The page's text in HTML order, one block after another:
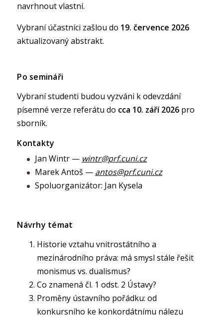
navrhnout vlastní.
Vybraní účastníci zašlou do 19. července 2026
aktualizovaný abstrakt.
Po semináři
Vybraní studenti budou vyzváni k odevzdání
písemné verze referátu do cca 10. září 2026 pro
sborník.
Kontakty
Jan Wintr — wintr@prf.cuni.cz
Marek Antoš — antos@prf.cuni.cz
Spoluorganizátor: Jan Kysela
Návrhy témat
Historie vztahu vnitrostátního a
mezinárodního práva: má smysl stále řešit
monismus vs. dualismus?
Co znamená čl. 1 odst. 2 Ústavy?
Proměny ústavního pořádku: od
konkursního ke konkordátnímu nálezu